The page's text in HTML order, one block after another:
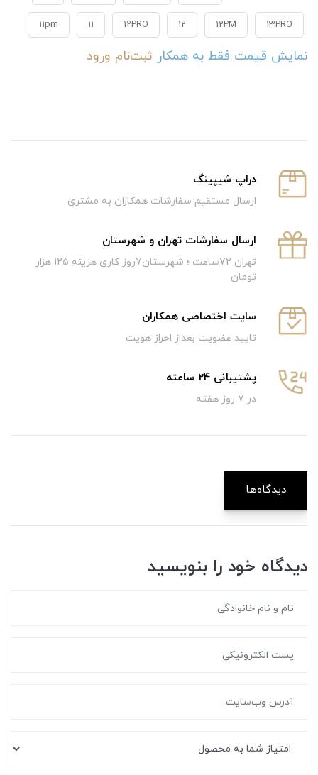
13PRO
12PM
12
12PRO
11
11pm
نمایش قیمت فقط به همکار ثبت‌نام ورود
دراپ شیپینگ
ارسال مستقیم سفارشات همکاران به مشتری
ارسال سفارشات تهران و شهرستان
تهران 72ساعت ؛ شهرستان7روز کاری هزینه 125 هزار
تومان
سایت اختصاصی همکاران
تایید عضویت بعداز احراز هویت
پشتیبانی 24 ساعته
در 7 روز هفته
دیدگاه‌ها
دیدگاه خود را بنویسید